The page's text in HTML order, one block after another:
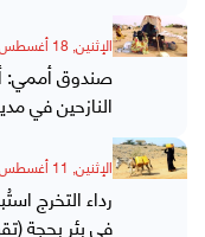
الإثنين, 18 أغسطس, 2025
النازحين في
الإثنين, 11 أغسطس, 2025
رداء التخرج
في بئر بحجة